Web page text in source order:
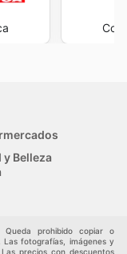
y Belleza
prohibido copiar o
fotografías, imágenes y
precios con descuentos